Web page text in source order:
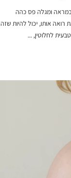
ומגלה פס כהה
אותו, יכול להיות שזה
לחלוטין, ...